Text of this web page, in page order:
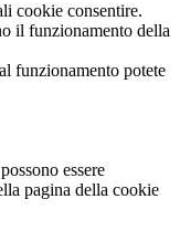
cookie consentire.
il funzionamento della
funzionamento potete
essere
pagina della cookie